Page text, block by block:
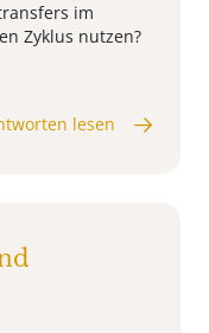
im
Zyklus nutzen?
lesen